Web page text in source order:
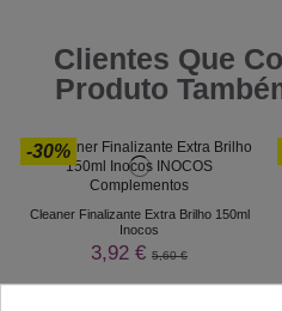
Clientes Que
Produto
-30%
Cleaner Finalizante Extra Brilho 150ml
Inocos
3,92 € 5,60 €